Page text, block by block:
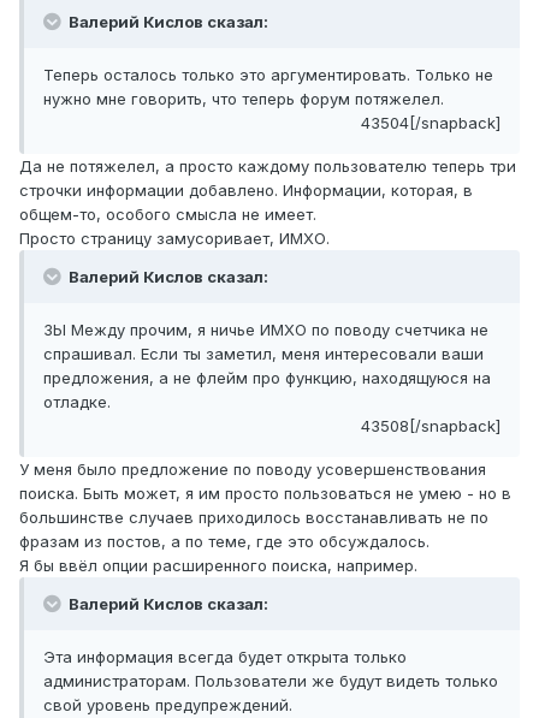
Валерий Кислов сказал:
Теперь осталось только это аргументировать. Только не
нужно мне говорить, что теперь форум потяжелел.
43504[/snapback]
Да не потяжелел, а просто каждому пользователю теперь три
строчки информации добавлено. Информации, которая, в
общем-то, особого смысла не имеет.
Просто страницу замусоривает, ИМХО.
Валерий Кислов сказал:
ЗЫ Между прочим, я ничье ИМХО по поводу счетчика не
спрашивал. Если ты заметил, меня интересовали ваши
предложения, а не флейм про функцию, находящуюся на
отладке.
43508[/snapback]
У меня было предложение по поводу усовершенствования
поиска. Быть может, я им просто пользоваться не умею - но в
большинстве случаев приходилось восстанавливать не по
фразам из постов, а по теме, где это обсуждалось.
Я бы ввёл опции расширенного поиска, например.
Валерий Кислов сказал:
Эта информация всегда будет открыта только
администраторам. Пользователи же будут видеть только
свой уровень предупреждений.